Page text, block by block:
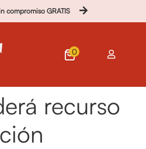
compromiso GRATIS
0
recurso